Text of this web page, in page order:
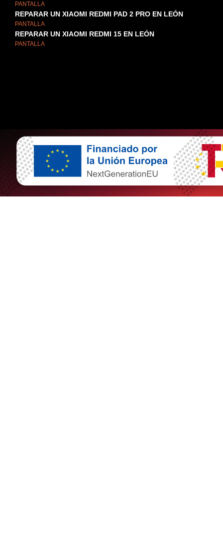
PANTALLA
REPARAR UN XIAOMI REDMI PAD 2 PRO EN LEÓN
PANTALLA
REPARAR UN XIAOMI REDMI 15 EN LEÓN
PANTALLA